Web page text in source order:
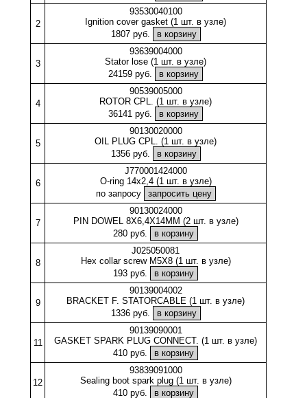
2
93530040100
Ignition cover gasket (1 шт. в узле)
1807 руб.
3
93639004000
Stator lose (1 шт. в узле)
24159 руб.
4
90539005000
ROTOR CPL. (1 шт. в узле)
36141 руб.
5
90130020000
OIL PLUG CPL. (1 шт. в узле)
1356 руб.
6
J770001424000
O-ring 14x2,4 (1 шт. в узле)
по запросу
7
90130024000
PIN DOWEL 8X6,4X14MM (2 шт. в узле)
280 руб.
8
J025050081
Hex collar screw M5X8 (1 шт. в узле)
193 руб.
9
90139004002
BRACKET F. STATORCABLE (1 шт. в узле)
1336 руб.
11
90139090001
GASKET SPARK PLUG CONNECT. (1 шт. в узле)
410 руб.
12
93839091000
Sealing boot spark plug (1 шт. в узле)
410 руб.